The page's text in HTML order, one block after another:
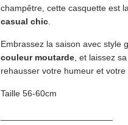
champêtre, cette casquette est la
casual chic.
Embrassez la saison avec style
couleur moutarde, et laissez
rehausser votre humeur et votre
Taille 56-60cm